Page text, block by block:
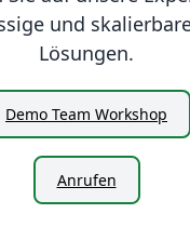
und
Lösungen.
Demo Team Workshop
Anrufen